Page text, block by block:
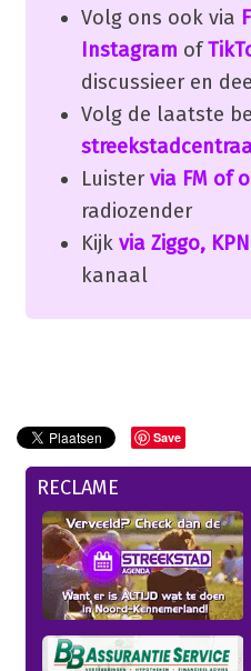
Volg ons ook via
Instagram of
discussieer en
Volg de laatste
Luister via FM of
radiozender
Kijk via Ziggo,
kanaal
Save
RECLAME